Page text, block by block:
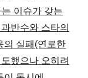
이슈가 갖는
반수와 스타의
의 실패(연로한
했으나 오히려